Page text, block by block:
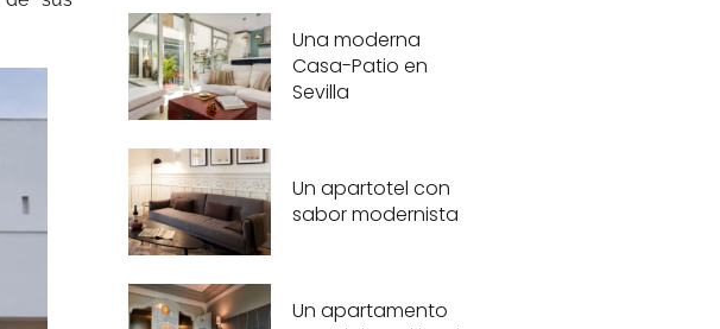
Una moderna
Casa-Patio en
Sevilla
Un apartotel con
sabor modernista
Un apartamento